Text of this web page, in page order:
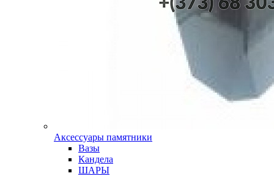
Аксессуары памятники
Вазы
Кандела
ШАРЫ